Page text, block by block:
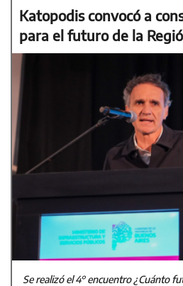
Katopodis convocó a
para el futuro de la
Se realizó el 4° encuentro ¿Cuánto